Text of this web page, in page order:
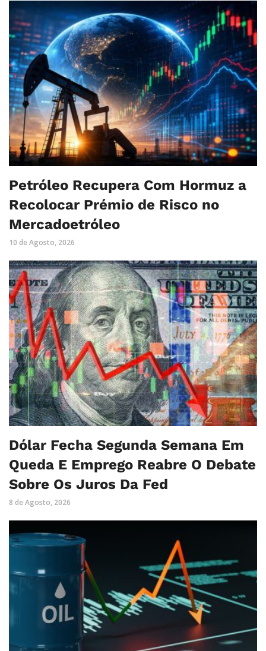
Petróleo Recupera Com Hormuz a
Recolocar Prémio de Risco no
Mercadoetróleo
10 de Agosto, 2026
Dólar Fecha Segunda Semana Em
Queda E Emprego Reabre O Debate
Sobre Os Juros Da Fed
8 de Agosto, 2026